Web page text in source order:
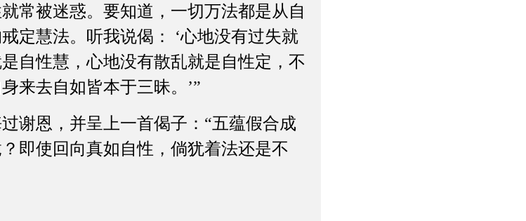
常被迷惑。要知道，一切万法都是从自
定慧法。听我说偈： ‘心地没有过失就
自性慧，心地没有散乱就是自性定，不
来去自如皆本于三昧。’”
谢恩，并呈上一首偈子：“五蕴假合成
即使回向真如自性，倘犹着法还是不